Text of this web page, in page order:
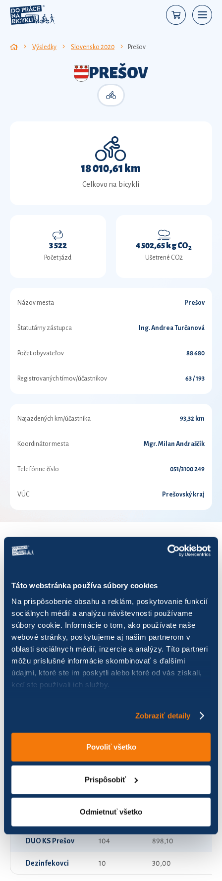
Táto webstránka používa súbory cookies
Na prispôsobenie obsahu a reklám, poskytovanie funkcií
sociálnych médií a analýzu návštevnosti používame
súbory cookie. Informácie o tom, ako používate naše
webové stránky, poskytujeme aj našim partnerom v
oblasti sociálnych médií, inzercie a analýzy. Títo partneri
môžu príslušné informácie skombinovať s ďalšími
údajmi, ktoré ste im poskytli alebo ktoré od vás získali,
keď ste používali ich služby.
Zobraziť detaily
Povoliť všetko
Prispôsobiť
Odmietnuť všetko
Výsledky Slovensko 2020 Prešov
PREŠOV
18 010,61 km
Celkovo na bicykli
3 522
Počet jázd
4 502,65 kg CO2
Ušetrené CO2
Názov mesta Prešov
Štatutárny zástupca Ing. Andrea Turčanová
Počet obyvateľov 88 680
Registrovaných tímov/účastníkov 63 / 193
Najazdených km/účastníka 93,32 km
Koordinátor mesta Mgr. Milan Andraščík
Telefónne číslo 051/3100 249
VÚC Prešovský kraj
VÝSLEDKY PRE ROK 2020
Zobraziť výsledkov
Názov Počet jázd Najazdených km
4ka 142 405,98
A+J 58
88
CYKLOKOČKY 68 289,63
DUO KS Prešov 104 898,10
Dezinfekovci 10 30,00